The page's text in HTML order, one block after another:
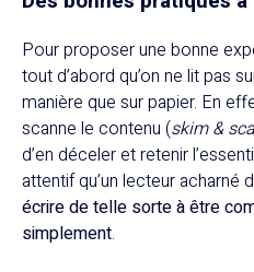
Pour proposer une bonne
tout d’abord qu’on ne lit pas
manière que sur papier. En
scanne le contenu (skim &
d’en déceler et retenir
attentif qu’un lecteur acharné
écrire de telle sorte à être
simplement.